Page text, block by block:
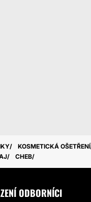
KOSMETICKÁ OŠETŘENÍ
CHEB
ODBORNÍCI